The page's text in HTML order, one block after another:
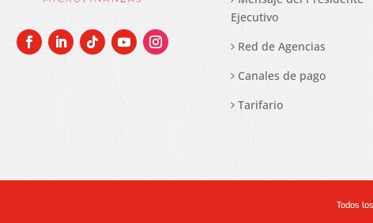
Ejecutivo
Red de Agencias
Canales de pago
Tarifario
Todos